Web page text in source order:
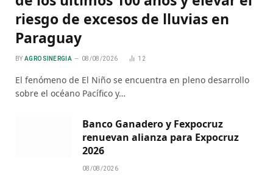
riesgo de excesos de lluvias en
Paraguay
BY AGRO SINERGIA 08/08/2026 12
El fenómeno de El Niño se encuentra en pleno desarrollo
sobre el océano Pacífico y…
Banco Ganadero y Fexpocruz
renuevan alianza para Expocruz
2026
08/08/2026